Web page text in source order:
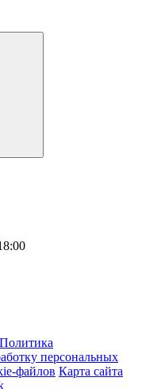
Политика
персональных
фaйлoв Карта сайта